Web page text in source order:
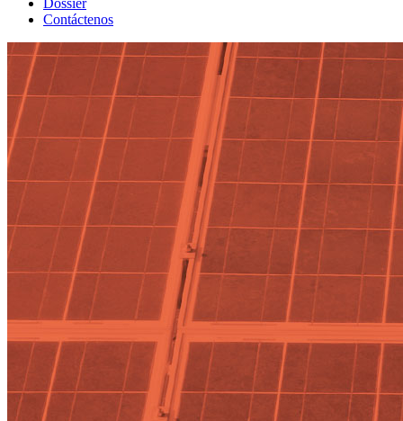
Dossier
Contáctenos